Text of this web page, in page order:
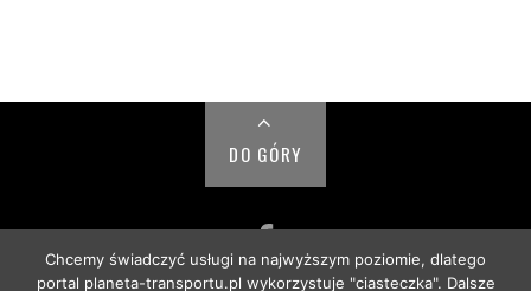
DO GÓRY
Chcemy świadczyć usługi na najwyższym poziomie, dlatego
portal planeta-transportu.pl wykorzystuje "ciasteczka". Dalsze